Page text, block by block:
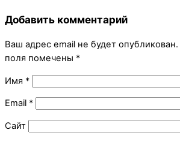
Добавить комментарий
Ваш адрес email не будет опубликован.
поля помечены *
Имя *
Email *
Сайт